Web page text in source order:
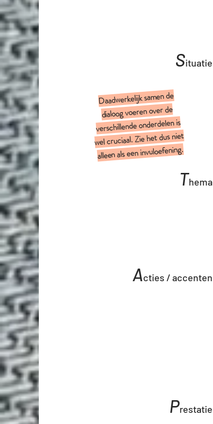
Situatie
Daadwerkelijk samen de
dialoog voeren over de
verschillende onderdelen is
wel cruciaal. Zie het dus niet
alleen als een invuloefening.
Thema
Acties / accenten
Prestatie